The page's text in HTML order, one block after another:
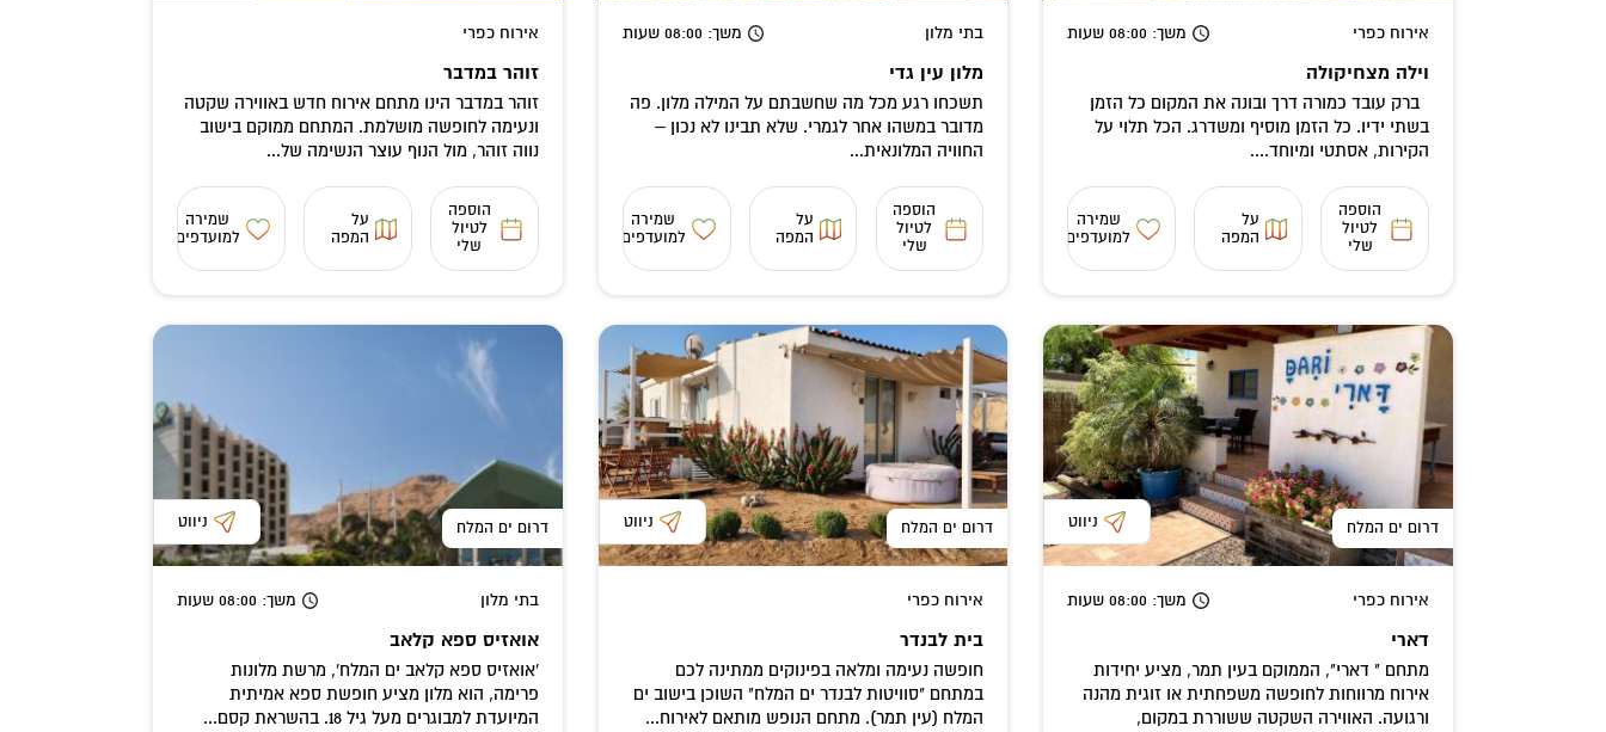
אירוח כפרי משך: 08:00 שעות
וילה מצחיקולה
ברק עובד כמורה דרך ובונה את המקום כל הזמן
בשתי ידיו. כל הזמן מוסיף ומשדרג. הכל תלוי על
הקירות, אסתטי ומיוחד....
הוספה
לטיול
שלי
על
המפה
שמירה
למועדפים
בתי מלון משך: 08:00 שעות
מלון עין גדי
תשכחו רגע מכל מה שחשבתם על המילה מלון. פה
מדובר במשהו אחר לגמרי. שלא תבינו לא נכון –
החוויה המלונאית...
הוספה
לטיול
שלי
על
המפה
שמירה
למועדפים
אירוח כפרי
זוהר במדבר
זוהר במדבר הינו מתחם אירוח חדש באווירה שקטה
ונעימה לחופשה מושלמת. המתחם ממוקם בישוב
נווה זוהר, מול הנוף עוצר הנשימה של...
הוספה
לטיול
שלי
על
המפה
שמירה
למועדפים
דרום ים המלח ניווט
אירוח כפרי משך: 08:00 שעות
דארי
מתחם " דארי", הממוקם בעין תמר, מציע יחידות
אירוח מרווחות לחופשה משפחתית או זוגית מהנה
ורגועה. האווירה השקטה ששוררת במקום,
דרום ים המלח ניווט
אירוח כפרי
בית לבנדר
חופשה נעימה ומלאה בפינוקים ממתינה לכם
במתחם "סוויטות לבנדר ים המלח" השוכן בישוב ים
המלח (עין תמר). מתחם הנופש מותאם לאירוח...
דרום ים המלח ניווט
בתי מלון משך: 08:00 שעות
אואזיס ספא קלאב
'אואזיס ספא קלאב ים המלח', מרשת מלונות
פרימה, הוא מלון מציע חופשת ספא אמיתית
המיועדת למבוגרים מעל גיל 18. בהשראת קסם...